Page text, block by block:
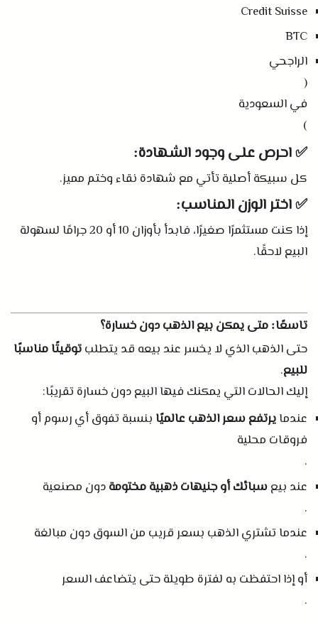
Credit Suisse
BTC
الراجحي
(
في السعودية
)
✅ احرص على وجود الشهادة:
كل سبيكة أصلية تأتي مع شهادة نقاء وختم مميز.
✅ اختر الوزن المناسب:
إذا كنت مستثمرًا صغيرًا، فابدأ بأوزان 10أو 20جرامًا لسهولة
البيع لاحقًا.
تاسعًا: متى يمكن بيع الذهب دون خسارة؟
حتى الذهب الذي لا يخسر عند بيعه قد يتطلبتوقيتًا مناسبًا
للبيع.
إليك الحالات التي يمكنك فيها البيع دون خسارة تقريبًا:
عندمايرتفع سعر الذهب عالميًا بنسبة تفوق أي رسوم أو
فروقات محلية
.
عند بيعسبائك أو جنيهات ذهبية مختومةدون مصنعية
.
عندما تشتري الذهب بسعر قريب من السوق دون مبالغة
.
أو إذا احتفظت به لفترة طويلة حتى يتضاعف السعر
.